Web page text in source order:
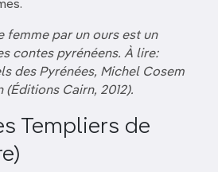
femme par un ours est un
contes pyrénéens. À lire:
des Pyrénées, Michel Cosem
Cairn, 2012).
Templiers de